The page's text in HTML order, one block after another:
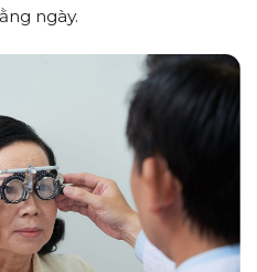
ngày.